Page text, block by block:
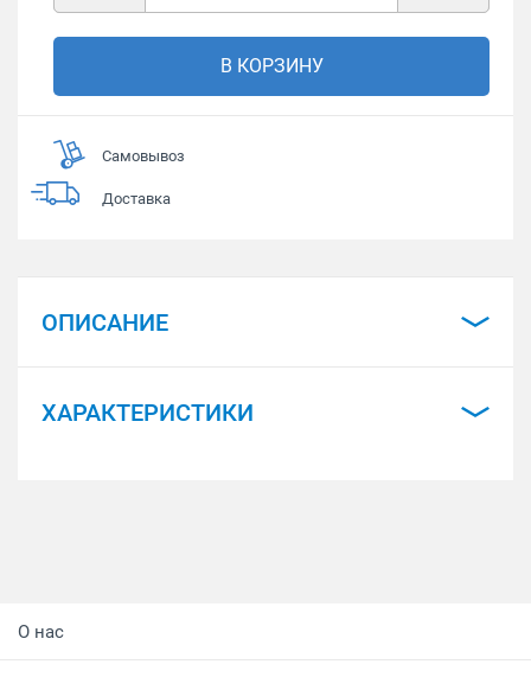
В КОРЗИНУ
Самовывоз
Доставка
ОПИСАНИЕ
ХАРАКТЕРИСТИКИ
О нас